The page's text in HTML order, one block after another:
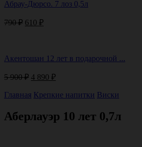
Абрау-Дюрсо. 7 лоз 0,5л
790₽ Первоначальная
610 ₽Текущая
Акентошан 12 лет в подарочной ...
5 900₽ Первоначальная
составляла
900 ₽.
4 890 ₽Текущая
4
Главная Крепкие напитки Виски
Аберлауэр 10 лет 0,7л